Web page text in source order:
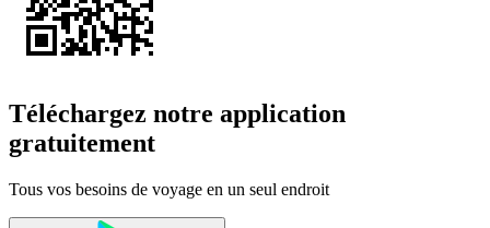
Téléchargez notre application
gratuitement
Tous vos besoins de voyage en un seul endroit